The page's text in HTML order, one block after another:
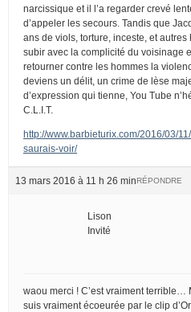
narcissique et il l’a regarder crevé
d’appeler les secours. Tandis que
ans de viols, torture, inceste, et
subir avec la complicité du voisinage
retourner contre les hommes la
deviens un délit, un crime de lèse
d’expression qui tienne, You Tube
C.L.I.T.
http://www.barbieturix.com/2016/03/
saurais-voir/
13 mars 2016 à 11 h 26 minRÉPONDRE
Lison
Invité
waou merci ! C’est vraiment terrible…
suis vraiment écoeurée par le clip